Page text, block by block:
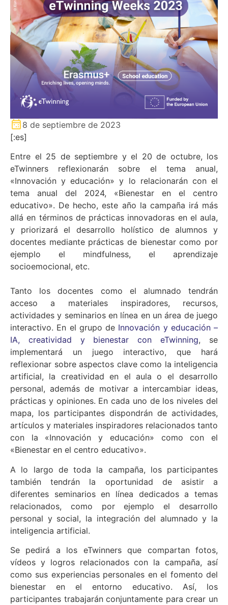
8 de septiembre de 2023
[:es]
Entre el 25 de septiembre y el 20 de octubre, los
eTwinners reflexionarán sobre el tema anual,
«Innovación y educación» y lo relacionarán con el
tema anual del 2024, «Bienestar en el centro
educativo». De hecho, este año la campaña irá más
allá en términos de prácticas innovadoras en el aula,
y priorizará el desarrollo holístico de alumnos y
docentes mediante prácticas de bienestar como por
ejemplo el mindfulness, el aprendizaje
socioemocional, etc.
Tanto los docentes como el alumnado tendrán
acceso a materiales inspiradores, recursos,
actividades y seminarios en línea en un área de juego
interactivo. En el grupo de Innovación y educación –
IA, creatividad y bienestar con eTwinning, se
implementará un juego interactivo, que hará
reflexionar sobre aspectos clave como la inteligencia
artificial, la creatividad en el aula o el desarrollo
personal, además de motivar a intercambiar ideas,
prácticas y opiniones. En cada uno de los niveles del
mapa, los participantes dispondrán de actividades,
artículos y materiales inspiradores relacionados tanto
con la «Innovación y educación» como con el
«Bienestar en el centro educativo».
A lo largo de toda la campaña, los participantes
también tendrán la oportunidad de asistir a
diferentes seminarios en línea dedicados a temas
relacionados, como por ejemplo el desarrollo
personal y social, la integración del alumnado y la
inteligencia artificial.
Se pedirá a los eTwinners que compartan fotos,
vídeos y logros relacionados con la campaña, así
como sus experiencias personales en el fomento del
bienestar en el entorno educativo. Así, los
participantes trabajarán conjuntamente para crear un